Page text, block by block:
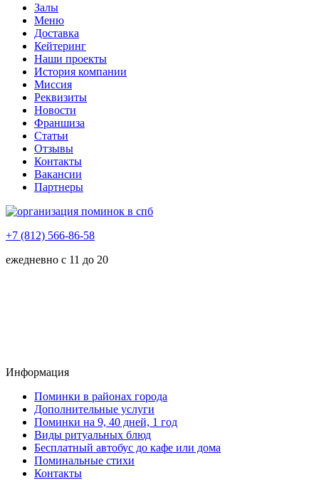
Залы
Меню
Доставка
Кейтеринг
Наши проекты
История компании
Миссия
Реквизиты
Новости
Франшиза
Статьи
Отзывы
Контакты
Вакансии
Партнеры
+7 (812) 566-86-58
ежедневно с 11 до 20
Информация
Поминки в районах города
Дополнительные услуги
Поминки на 9, 40 дней, 1 год
Виды ритуальных блюд
Бесплатный автобус до кафе или дома
Поминальные стихи
Контакты